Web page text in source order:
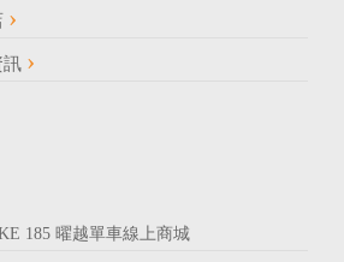
訊
185 曜越單車線上商城